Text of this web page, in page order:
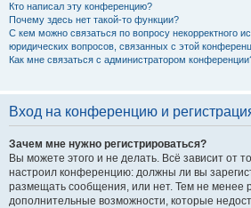
Кто написал эту конференцию?
Почему здесь нет такой-то функции?
С кем можно связаться по вопросу некорректного
юридических вопросов, связанных с этой
Как мне связаться с администратором
Вход на конференцию и
Зачем мне нужно регистрироваться?
Вы можете этого и не делать. Всё зависит от
настроил конференцию: должны ли вы
размещать сообщения, или нет. Тем не менее
дополнительные возможности, которые